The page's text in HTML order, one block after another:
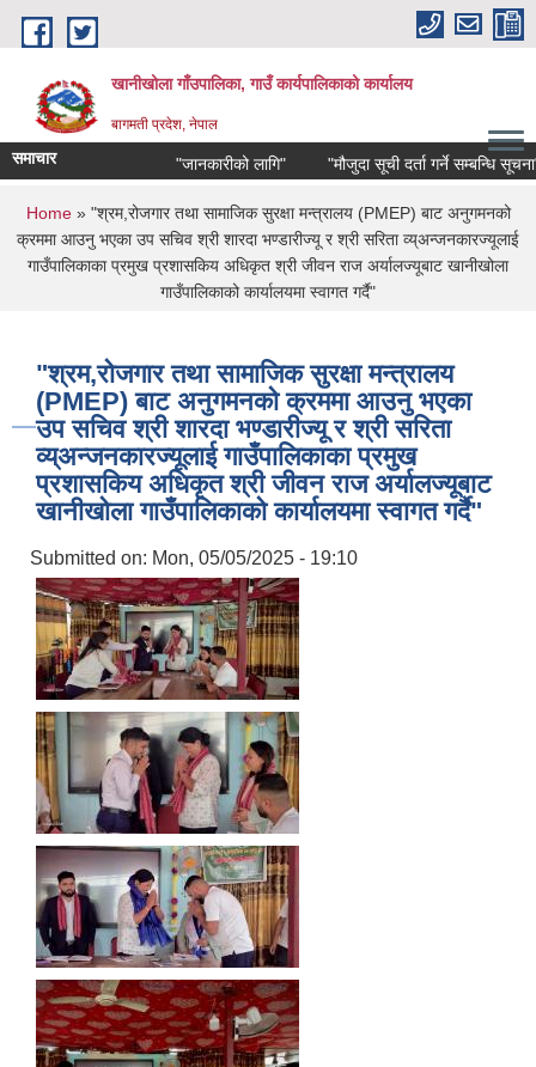
Skip to main content
खानीखोला गाँउपालिका, गाउँ कार्यपालिकाको कार्यालय
बागमती प्रदेश, नेपाल
समाचार "जानकारीको लागि" "मौजुदा सूची दर्ता गर्ने सम्बन्धि सूचना"
You are here
Home» "श्रम,रोजगार तथा सामाजिक सुरक्षा मन्त्रालय (PMEP) बाट अनुगमनको
क्रममा आउनु भएका उप सचिव श्री शारदा भण्डारीज्यू र श्री सरिता व्य्अन्जनकारज्यूलाई
गाउँपालिकाका प्रमुख प्रशासकिय अधिकृत श्री जीवन राज अर्यालज्यूबाट खानीखोला
गाउँपालिकाको कार्यालयमा स्वागत गर्दै"
"श्रम,रोजगार तथा सामाजिक सुरक्षा मन्त्रालय
(PMEP) बाट अनुगमनको क्रममा आउनु भएका
उप सचिव श्री शारदा भण्डारीज्यू र श्री सरिता
व्य्अन्जनकारज्यूलाई गाउँपालिकाका प्रमुख
प्रशासकिय अधिकृत श्री जीवन राज अर्यालज्यूबाट
खानीखोला गाउँपालिकाको कार्यालयमा स्वागत गर्दै"
Submitted on: Mon, 05/05/2025 - 19:10